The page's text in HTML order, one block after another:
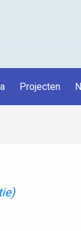
Projecten